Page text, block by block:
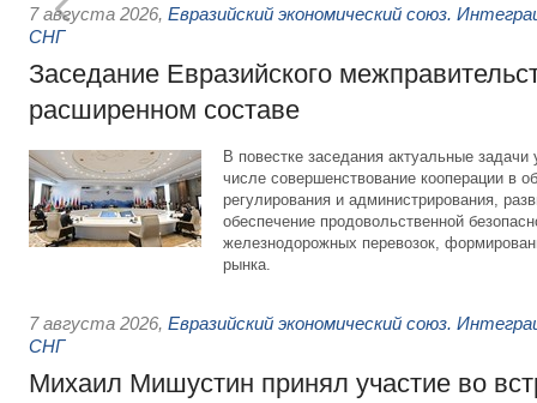
7 августа 2026, Евразийский экономический союз.
СНГ
Заседание Евразийского
расширенном составе
В повестке заседания актуальные задачи
числе совершенствование кооперации в
регулирования и администрирования,
обеспечение продовольственной
железнодорожных перевозок,
рынка.
7 августа 2026, Евразийский экономический союз.
СНГ
Михаил Мишустин принял участие во